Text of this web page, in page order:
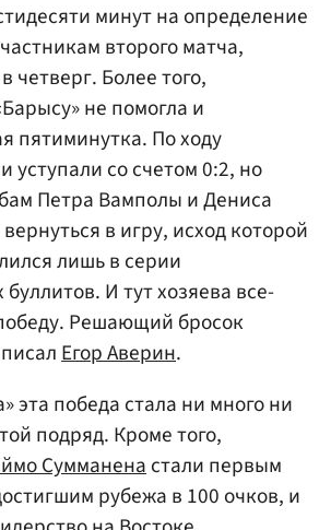
минут на определение
второго матча,
четверг. Более того,
не помогла и
пятиминутка. По ходу
уступали со счетом 0:2, но
Петра Вамполы и Дениса
в игру, исход которой
лишь в серии
И тут хозяева все-
Решающий бросок
Егор Аверин.
эта победа стала ни много ни
подряд. Кроме того,
Сумманенастали первым
рубежа в 100 очков, и